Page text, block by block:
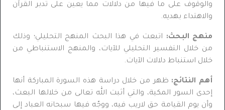
والوقوف على ما فيها من دلالات مما يعين على تدبر القرآن
والاهتداء بهديه.
منهج البحث: اتبعت في هذا البحث المنهج التحليلي؛ وذلك
من خلال التفسير التحليلي للآيات، والمنهج الاستنباطي من
خلال استنباط دلالات الآيات.
أهم النتائج: ظهر من خلال دراسة هذه السورة المباركة أنها
إحدى السور المكية، والتي أثبت الله تعالى من خلالها البعث،
وأن يوم القيامة حق لاريب فيه، ووجّه فيها سبحانه العباد إلى